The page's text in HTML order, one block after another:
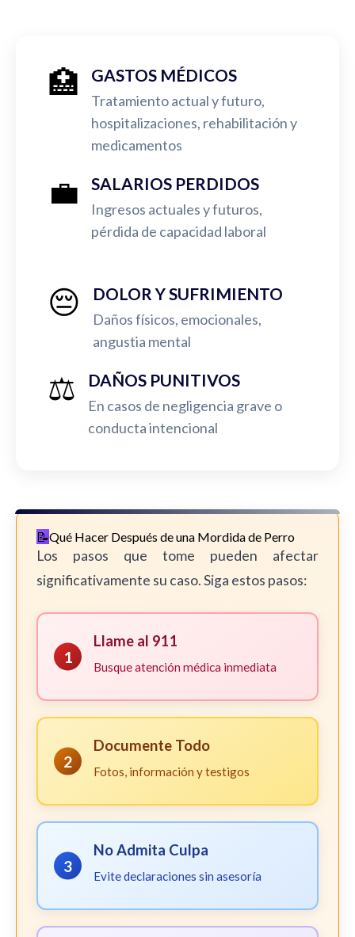
🏥 GASTOS MÉDICOS
Tratamiento actual y futuro,
hospitalizaciones, rehabilitación y
medicamentos
💼 SALARIOS PERDIDOS
Ingresos actuales y futuros,
pérdida de capacidad laboral
😔 DOLOR Y SUFRIMIENTO
Daños físicos, emocionales,
angustia mental
⚖️ DAÑOS PUNITIVOS
En casos de negligencia grave o
conducta intencional
Qué Hacer Después de una Mordida de Perro
Los pasos que tome pueden afectar
significativamente su caso. Siga estos pasos:
1
Llame al 911
Busque atención médica inmediata
2
Documente Todo
Fotos, información y testigos
3
No Admita Culpa
Evite declaraciones sin asesoría